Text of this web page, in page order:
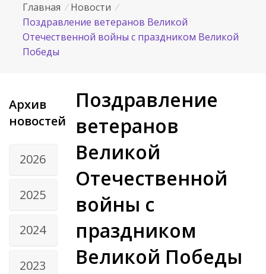
Главная / Новости /
Поздравление ветеранов Великой
Отечественной войны с праздником Великой
Победы
Архив
новостей
2026
2025
2024
2023
Поздравление
ветеранов
Великой
Отечественной
войны с
праздником
Великой Победы